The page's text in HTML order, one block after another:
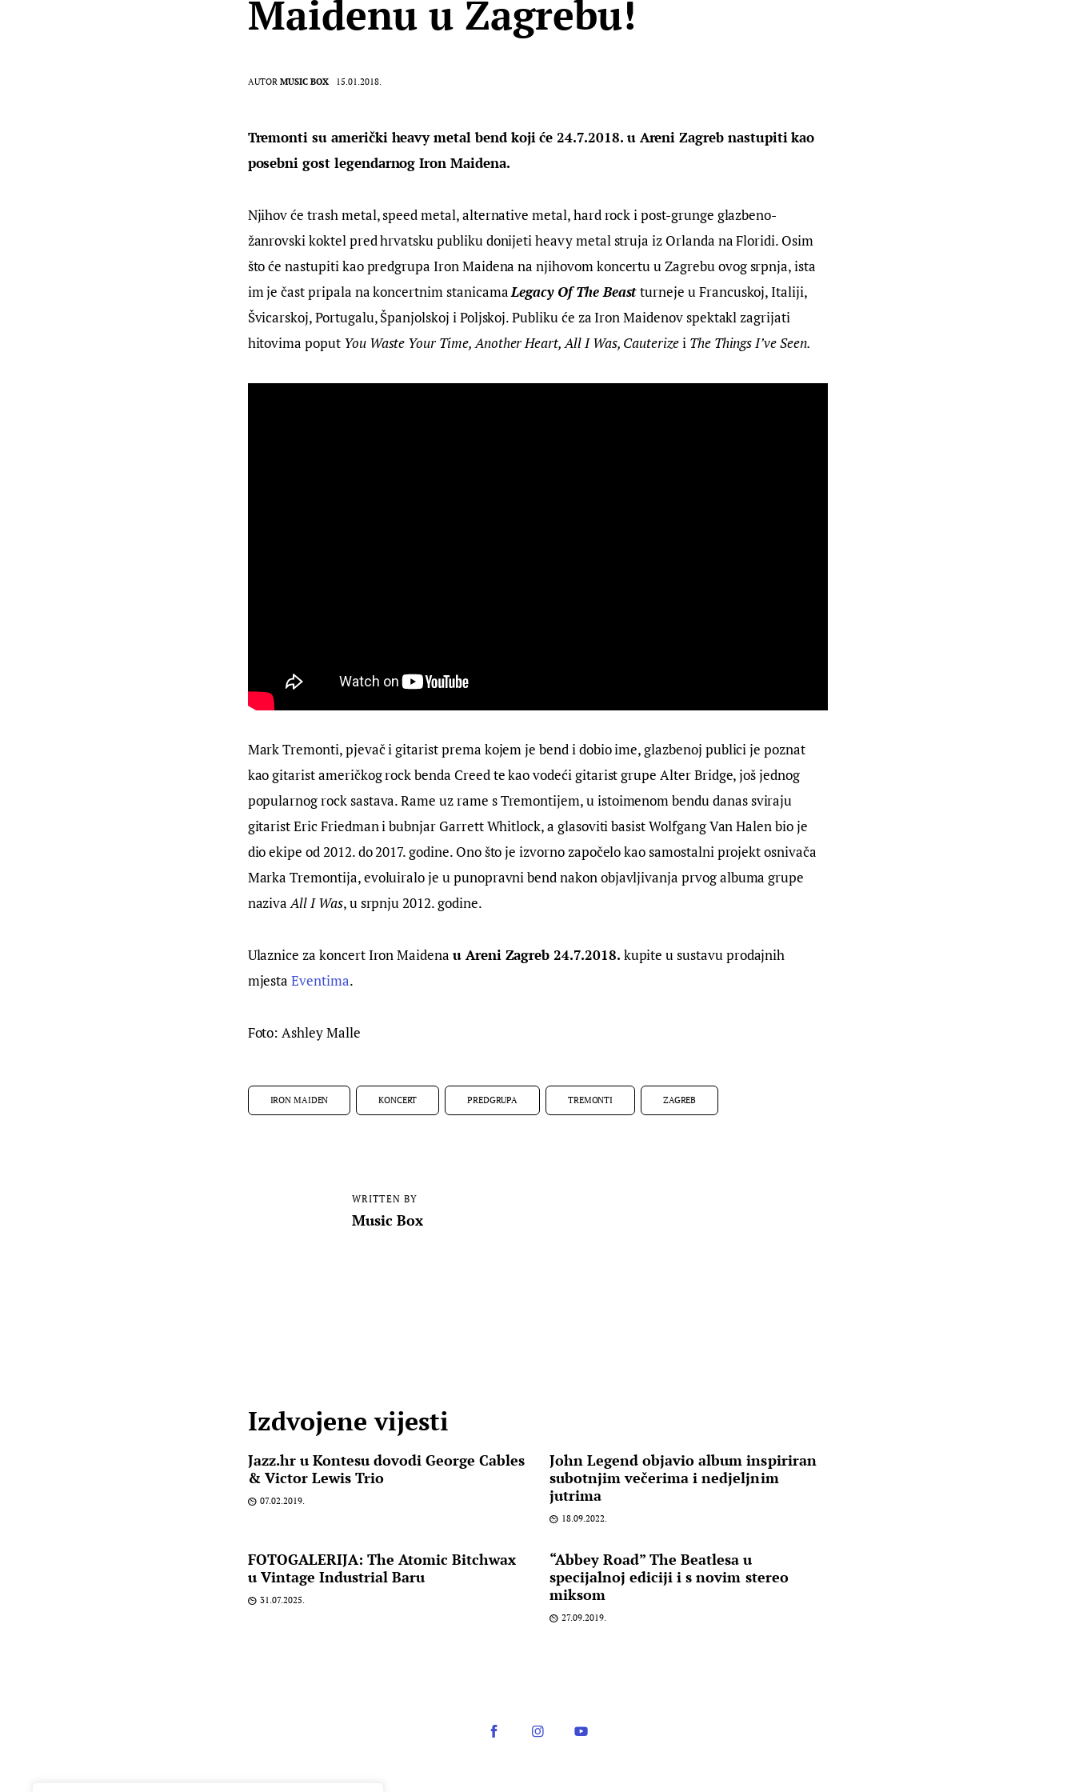
Maidenu u Zagrebu!
AUTOR MUSIC BOX 15.01.2018.
Tremonti su američki heavy metal bend koji će 24.7.2018. u Areni Zagreb nastupiti kao
posebni gost legendarnog Iron Maidena.
Njihov će trash metal, speed metal, alternative metal, hard rock i post-grunge glazbeno-
žanrovski koktel pred hrvatsku publiku donijeti heavy metal struja iz Orlanda na Floridi. Osim
što će nastupiti kao predgrupa Iron Maidena na njihovom koncertu u Zagrebu ovog srpnja, ista
im je čast pripala na koncertnim stanicama Legacy Of The Beast turneje u Francuskoj, Italiji,
Švicarskoj, Portugalu, Španjolskoj i Poljskoj. Publiku će za Iron Maidenov spektakl zagrijati
hitovima poput You Waste Your Time, Another Heart, All I Was, Cauterize i The Things I’ve Seen.
Mark Tremonti, pjevač i gitarist prema kojem je bend i dobio ime, glazbenoj publici je poznat
kao gitarist američkog rock benda Creed te kao vodeći gitarist grupe Alter Bridge, još jednog
popularnog rock sastava. Rame uz rame s Tremontijem, u istoimenom bendu danas sviraju
gitarist Eric Friedman i bubnjar Garrett Whitlock, a glasoviti basist Wolfgang Van Halen bio je
dio ekipe od 2012. do 2017. godine. Ono što je izvorno započelo kao samostalni projekt osnivača
Marka Tremontija, evoluiralo je u punopravni bend nakon objavljivanja prvog albuma grupe
naziva All I Was, u srpnju 2012. godine.
Ulaznice za koncert Iron Maidena u Areni Zagreb 24.7.2018. kupite u sustavu prodajnih
mjesta Eventima.
Foto: Ashley Malle
IRON MAIDEN KONCERT PREDGRUPA TREMONTI ZAGREB
WRITTEN BY
Music Box
Izdvojene vijesti
Jazz.hr u Kontesu dovodi George Cables
& Victor Lewis Trio
07.02.2019.
John Legend objavio album inspiriran
subotnjim večerima i nedjeljnim
jutrima
18.09.2022.
FOTOGALERIJA: The Atomic Bitchwax
u Vintage Industrial Baru
31.07.2025.
“Abbey Road” The Beatlesa u
specijalnoj ediciji i s novim stereo
miksom
27.09.2019.